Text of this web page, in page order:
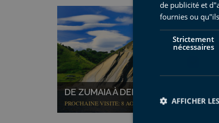
DE ZUMAIA À DEBA EN BATEAU
PROCHAINE VISITE: 8 AOÛT
de publicité et
fournies ou
Strictement
nécessaires
AFFICHER